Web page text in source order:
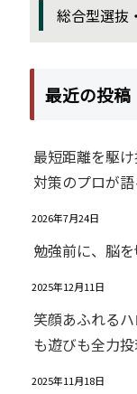
総合型選抜
最近の投稿
最短距離を駆
対策のプロが
2026年7月24日
勉強前に、脳
2025年12月11日
笑顔あふれる
も遊びも全力
2025年11月18日